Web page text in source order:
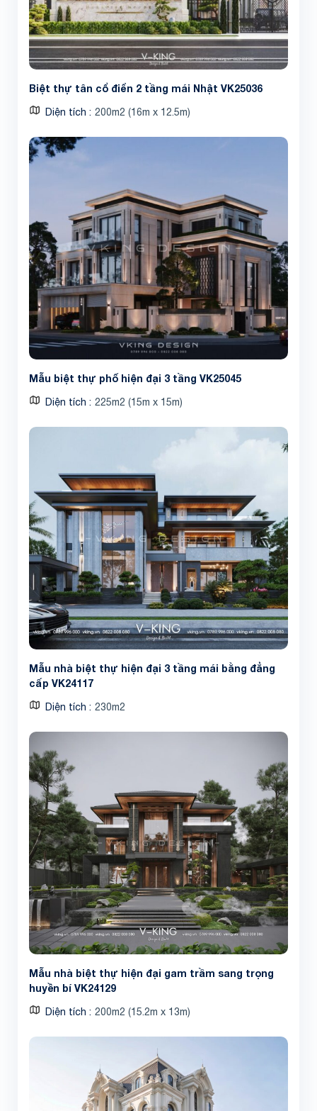
Share
Biệt thự tân cổ điển 2 tầng mái Nhật VK25036
Diện tích 200m2 (16m x 12.5m)
Mẫu biệt thự phố hiện đại 3 tầng VK25045
Diện tích 225m2 (15m x 15m)
Mẫu nhà biệt thự hiện đại 3 tầng mái bằng đẳng
cấp VK24117
Diện tích 230m2
Mẫu nhà biệt thự hiện đại gam trầm sang trọng
huyền bí VK24129
Diện tích 200m2 (15.2m x 13m)